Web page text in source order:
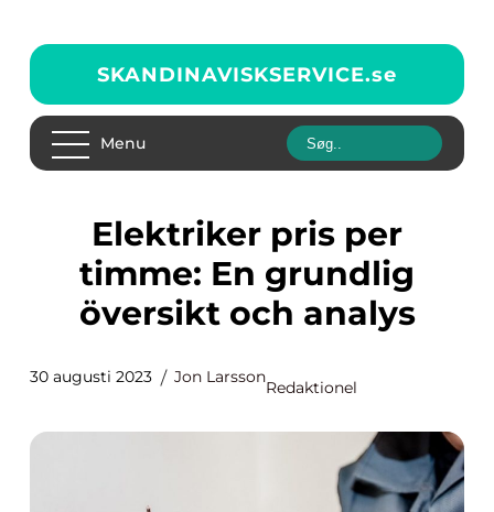
SKANDINAVISKSERVICE.se
Menu
Elektriker pris per
timme: En grundlig
översikt och analys
30 augusti 2023 Jon Larsson
Redaktionel